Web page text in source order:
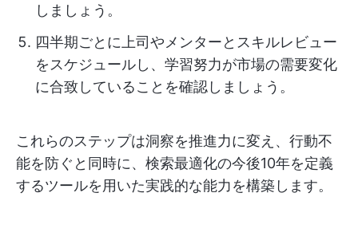
しましょう。
四半期ごとに上司やメンターとスキルレビュー
をスケジュールし、学習努力が市場の需要変化
に合致していることを確認しましょう。
これらのステップは洞察を推進力に変え、行動不
能を防ぐと同時に、検索最適化の今後10年を定義
するツールを用いた実践的な能力を構築します。